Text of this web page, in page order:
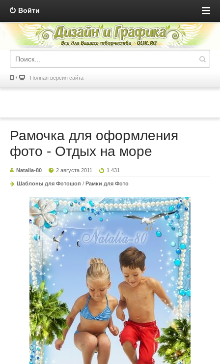
Войти
Полная версия сайта
Рамочка для оформления
фото - Отдых на море
Natalia-80 2 августа 2011 1 431
Шаблоны для Фотошоп / Рамки для Фото